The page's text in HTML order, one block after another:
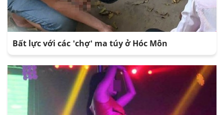
Bất lực với các 'chợ' ma túy ở Hóc Môn